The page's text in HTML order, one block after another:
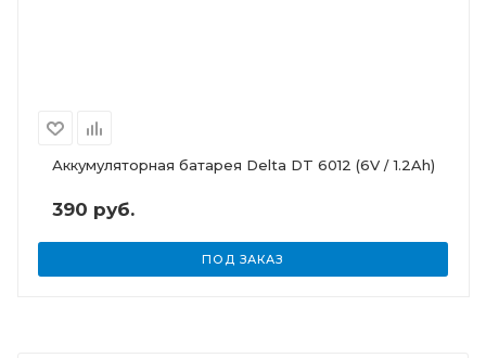
Аккумуляторная батарея Delta DT 6012 (6V / 1.2Ah)
390 руб.
ПОД ЗАКАЗ